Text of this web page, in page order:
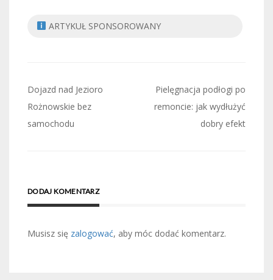
ARTYKUŁ SPONSOROWANY
Nawigacja
wpisu
Dojazd nad Jezioro
Rożnowskie bez
samochodu
Pielęgnacja podłogi po
remoncie: jak wydłużyć
dobry efekt
DODAJ KOMENTARZ
Musisz się zalogować, aby móc dodać komentarz.